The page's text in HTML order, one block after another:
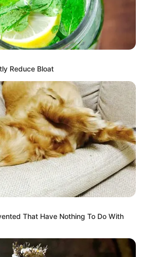
Reduce Bloat
That Have Nothing To Do With